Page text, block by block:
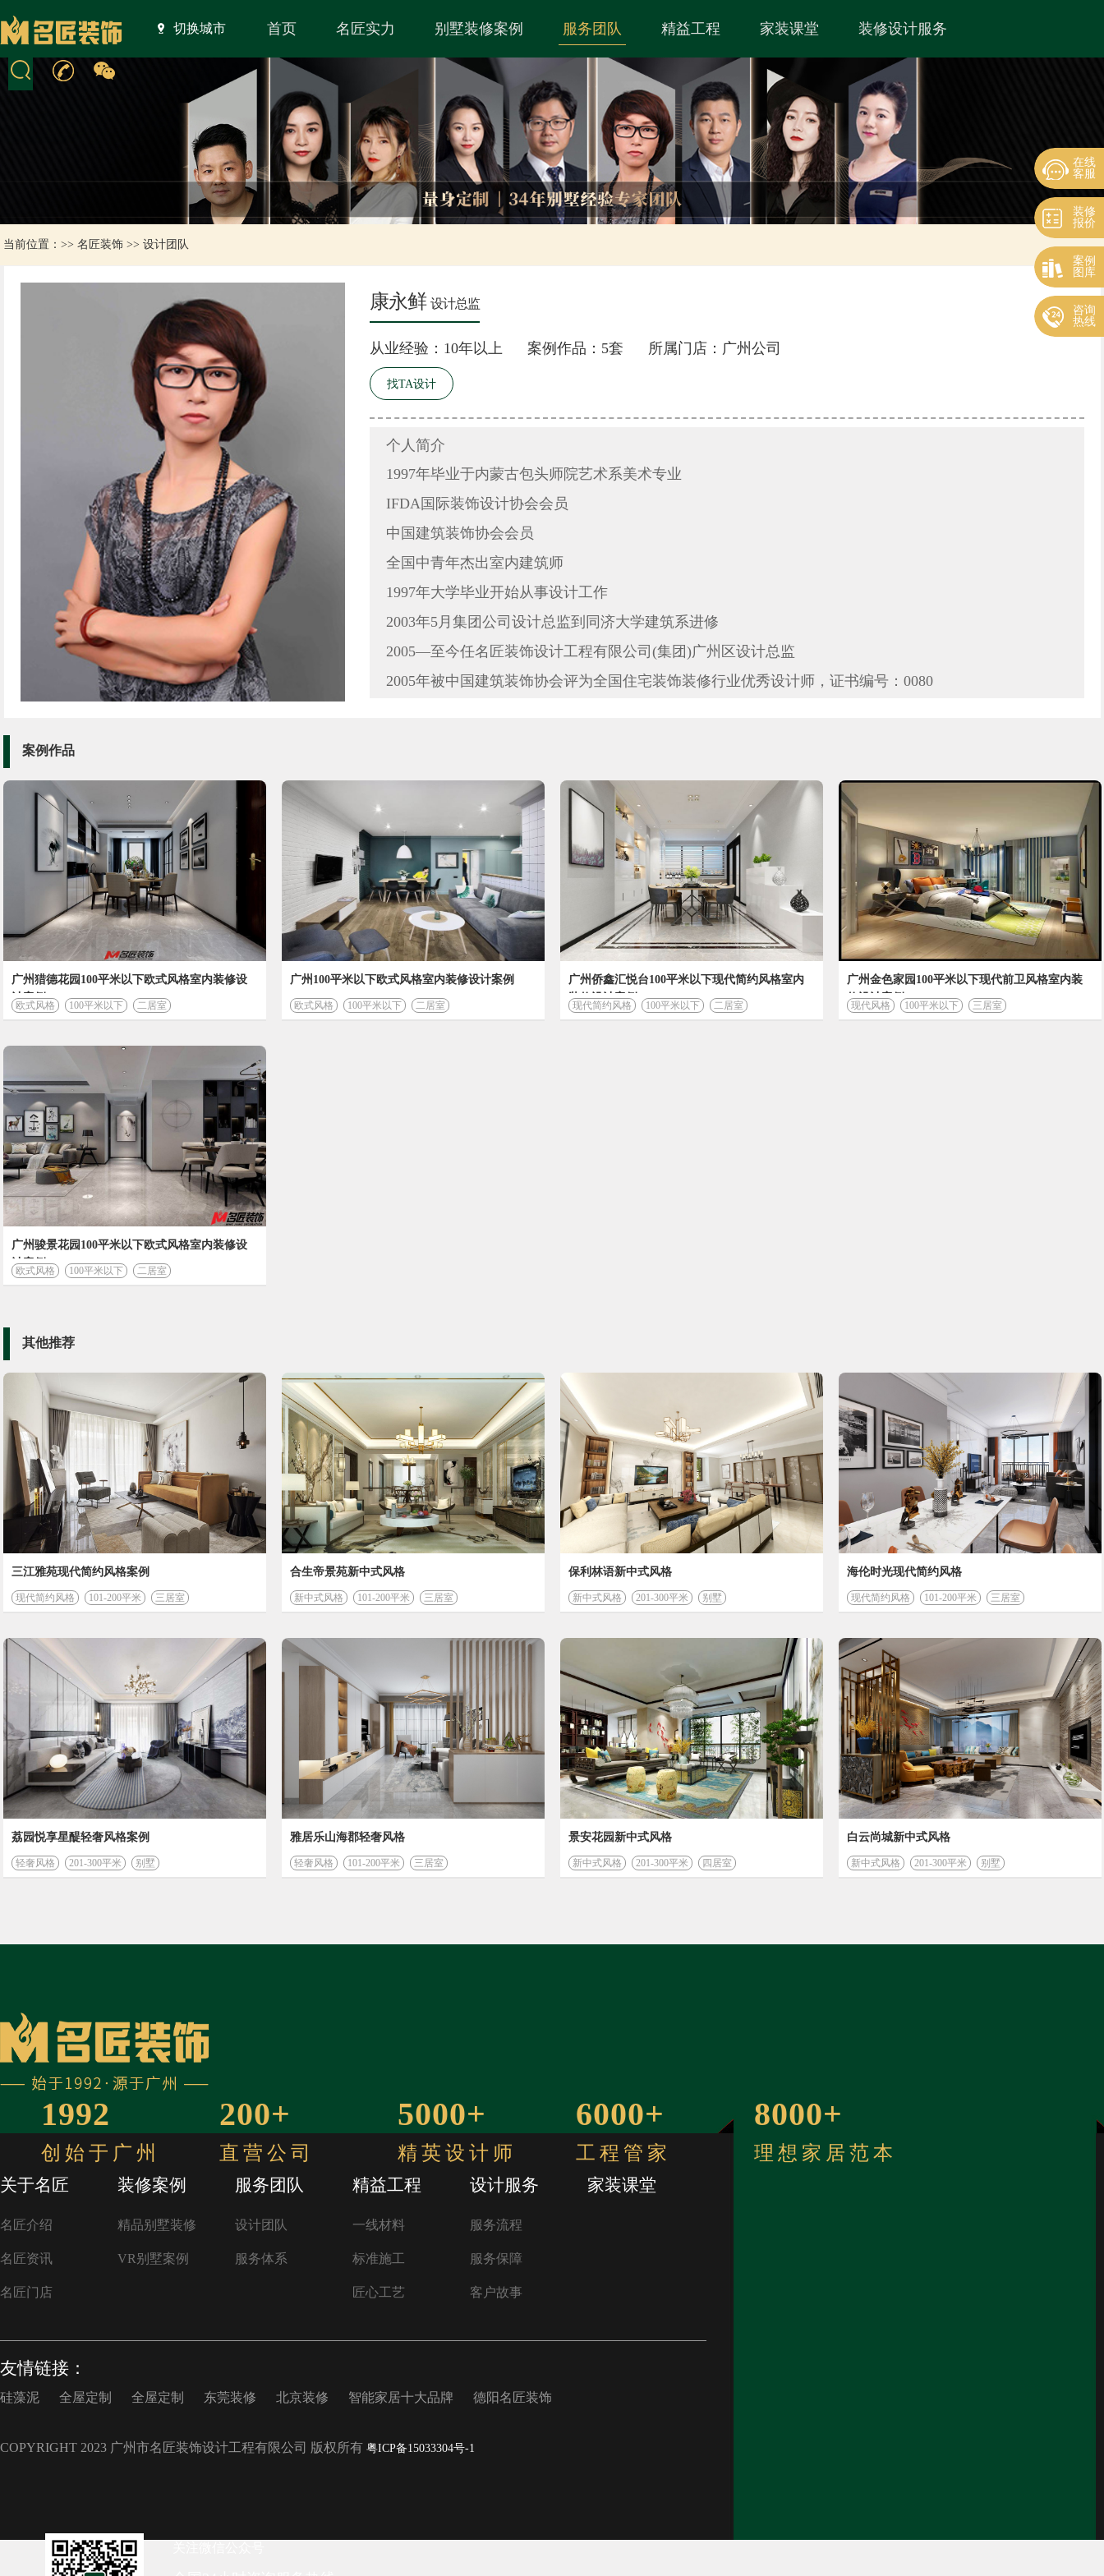
切换城市 首页 名匠实力 别墅装修案例 服务团队 精益工程 家装课堂 装修设计服务
当前位置：>> 名匠装饰>> 设计团队
康永鲜 设计总监
从业经验：10年以上 案例作品：5套 所属门店：广州公司
找TA设计
个人简介
1997年毕业于内蒙古包头师院艺术系美术专业
IFDA国际装饰设计协会会员
中国建筑装饰协会会员
全国中青年杰出室内建筑师
1997年大学毕业开始从事设计工作
2003年5月集团公司设计总监到同济大学建筑系进修
2005—至今任名匠装饰设计工程有限公司(集团)广州区设计总监
2005年被中国建筑装饰协会评为全国住宅装饰装修行业优秀设计师，证书编号：0080
2006年度被被中国建筑装饰协会评为全国中青年杰出室内建筑师,证书编号：06EA172 作品刊登《中国建
筑装饰装修》
2006年度中国十佳住宅设计师,力迅上筑设计案例获十佳设计作品奖,作品刊登«广州凤凰传说·雅居生
活».«家饰».
2006年被广东水利电力职业技术学院聘任为顾问
2007年开始就读法国CNAM国立大学建筑与工程管理硕士；
2007年4月7日.8日新作君兰国际高尔夫别墅案例在南方电台TVS2«建筑物语»栏目播出
2007年6月10月浪鲸卫浴中国展厅旗舰店花花世界展厅案例获展厅设计金奖，作品在南方电台TVS1播出
案例作品
广州猎德花园100平米以下欧式风格室内装修设
计案例
欧式风格 100平米以下 二居室
广州100平米以下欧式风格室内装修设计案例
欧式风格 100平米以下 二居室
广州侨鑫汇悦台100平米以下现代简约风格室内
装修设计案例
现代简约风格 100平米以下 二居室
广州金色家园100平米以下现代前卫风格室内装
修设计案例
现代风格 100平米以下 三居室
广州骏景花园100平米以下欧式风格室内装修设
计案例
欧式风格 100平米以下 二居室
其他推荐
三江雅苑现代简约风格案例
现代简约风格 101-200平米 三居室
合生帝景苑新中式风格
新中式风格 101-200平米 三居室
保利林语新中式风格
新中式风格 201-300平米 别墅
海伦时光现代简约风格
现代简约风格 101-200平米 三居室
荔园悦享星醍轻奢风格案例
轻奢风格 201-300平米 别墅
雅居乐山海郡轻奢风格
轻奢风格 101-200平米 三居室
景安花园新中式风格
新中式风格 201-300平米 四居室
白云尚城新中式风格
新中式风格 201-300平米 别墅
1992
创始于广州
200+
直营公司
5000+
精英设计师
6000+
工程管家
8000+
理想家居范本
关于名匠
名匠介绍
名匠资讯
名匠门店
装修案例
精品别墅装修
VR别墅案例
服务团队
设计团队
服务体系
精益工程
一线材料
标准施工
匠心工艺
设计服务
服务流程
服务保障
客户故事
家装课堂
友情链接：
硅藻泥 全屋定制 全屋定制 东莞装修 北京装修 智能家居十大品牌 德阳名匠装饰
COPYRIGHT 2023 广州市名匠装饰设计工程有限公司 版权所有 粤ICP备15033304号-1
装修计算器
开始计算
设计费 (元)
146206
工程费 (元)
41326
材料费 (元)
32566
管理费 (元)
*装修预算会根据实际情况有所变化
在线
客服
装修
报价
案例
图库
咨询
热线